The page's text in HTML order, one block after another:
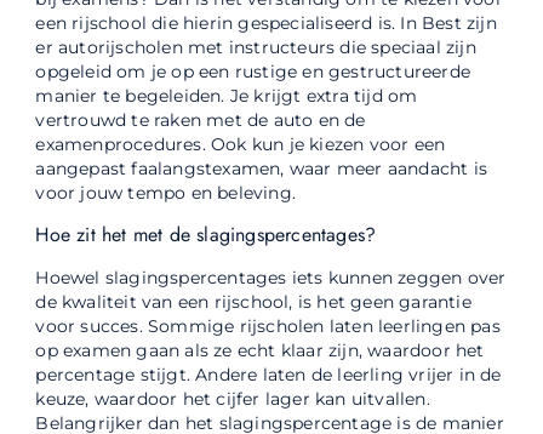
een rijschool die hierin gespecialiseerd is. In Best zijn
er autorijscholen met instructeurs die speciaal zijn
opgeleid om je op een rustige en gestructureerde
manier te begeleiden. Je krijgt extra tijd om
vertrouwd te raken met de auto en de
examenprocedures. Ook kun je kiezen voor een
aangepast faalangstexamen, waar meer aandacht is
voor jouw tempo en beleving.
Hoe zit het met de slagingspercentages?
Hoewel slagingspercentages iets kunnen zeggen over
de kwaliteit van een rijschool, is het geen garantie
voor succes. Sommige rijscholen laten leerlingen pas
op examen gaan als ze echt klaar zijn, waardoor het
percentage stijgt. Andere laten de leerling vrijer in de
keuze, waardoor het cijfer lager kan uitvallen.
Belangrijker dan het slagingspercentage is de manier